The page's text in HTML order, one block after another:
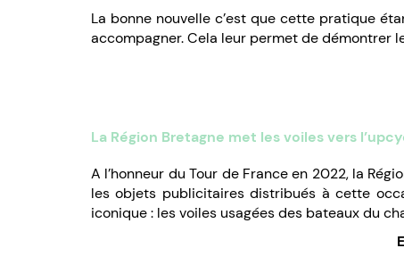
La bonne nouvelle c’est que cette pratique
accompagner. Cela leur permet de démontrer
La Région Bretagne met les voiles vers
A l’honneur du Tour de France en 2022, la
les objets publicitaires distribués à cette
iconique : les voiles usagées des bateaux du